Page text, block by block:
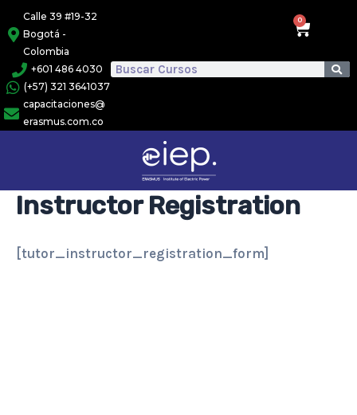
al
contenido
Calle 39 #19-32
Bogotá -
Colombia
+601 486 4030
(+57) 321 3641037
capacitaciones@
erasmus.com.co
Search
0 Cart
Instructor Registration
[tutor_instructor_registration_form]